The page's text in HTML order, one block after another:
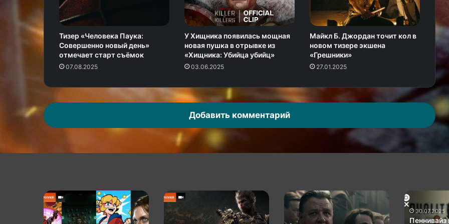
Тизер «Человека Паука:
Совершенно новый день»
отмечает старт съёмок
07.08.2025
У Хищника появилась мощная
новая пушка в отрывке из
«Хищника: Убийца убийц»
03.06.2025
Майкл Б. Джордан точит кол в
новом тизере экшена
«Грешники»
27.01.2025
Добавить комментарий
КГ
играет:
Игровой
КГ
играет:
Black
Нацист
Рассел
Кроу
Пеннивайз
не
даёт
30.07.2025
Пеннивайз